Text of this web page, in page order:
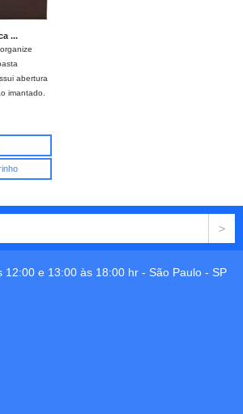
...
abertura
imantado.
12:00 e 13:00 às 18:00 hr - São Paulo - SP